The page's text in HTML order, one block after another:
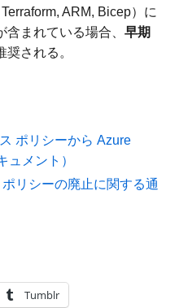
ARM, Bicep）に
含まれている場合、早期
奨される。
ポリシーから Azure
ュメント）
リシーの廃止に関する通
Tumblr